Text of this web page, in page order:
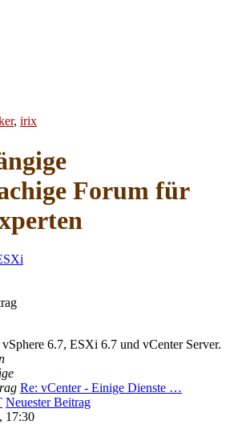
, irix
Forum für
6.7, ESXi 6.7 und vCenter Server.
Re: vCenter - Einige Dienste …
Neuester Beitrag
17:30